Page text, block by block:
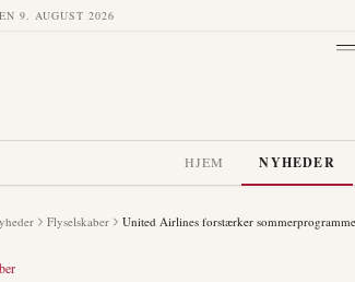
9. AUGUST 2026
HJEM NYHEDER
Flyselskaber United Airlines forstærker